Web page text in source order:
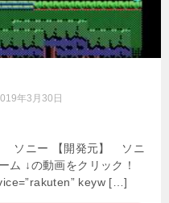
年3月30日
ソニー 【開発元】 ソニ
↓の動画をクリック！
keyw […]